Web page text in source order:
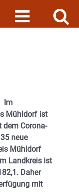
Im
Mühldorf ist
dem Corona-
neue
Mühldorf
Landkreis ist
Daher
mit